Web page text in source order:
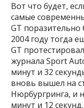
Вот что будет,
самые
GT
2004 году тогда
GT
журнала Sport
минут и 32
вновь вышел на
Нюрбургринга, и
минут и 12